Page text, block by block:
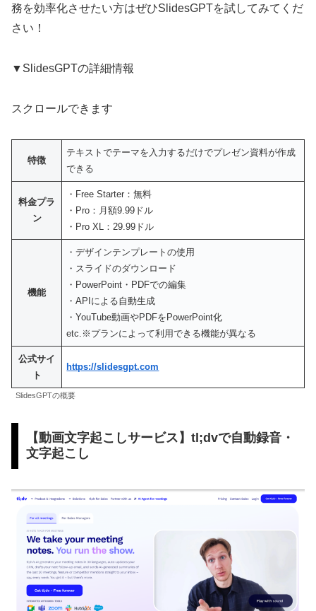
務を効率化させたい方はぜひSlidesGPTを試してみてくだ
さい！
▼SlidesGPTの詳細情報
スクロールできます
特徴
テキストでテーマを入力するだけでプレゼン資料が作成
できる
料金プラ
ン
・Free Starter：無料
・Pro：月額9.99ドル
・Pro XL：29.99ドル
機能
・デザインテンプレートの使用
・スライドのダウンロード
・PowerPoint・PDFでの編集
・APIによる自動生成
・YouTube動画やPDFをPowerPoint化
etc.※プランによって利用できる機能が異なる
公式サイ
ト
https://slidesgpt.com
SlidesGPTの概要
【動画文字起こしサービス】tl;dvで自動録音・
文字起こし